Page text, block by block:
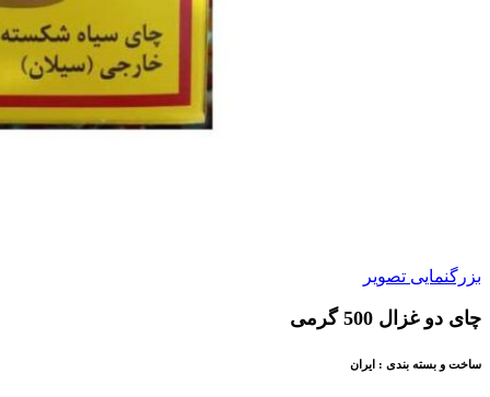
بزرگنمایی تصویر
چای دو غزال 500 گرمی
ساخت و بسته بندی : ایران